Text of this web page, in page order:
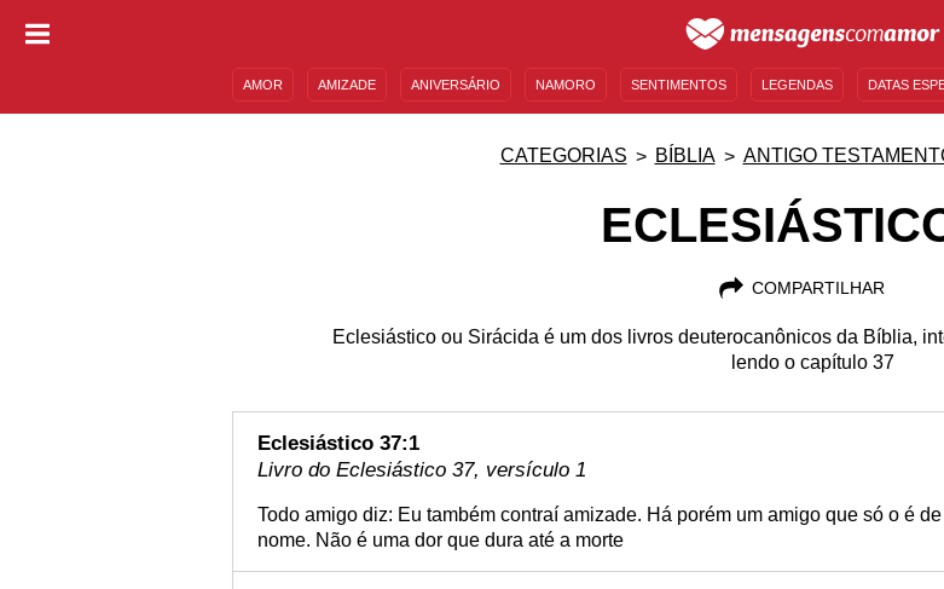
AMOR AMIZADE ANIVERSÁRIO NAMORO SENTIMENTOS LEGENDAS DATAS
CATEGORIAS BÍBLIA ANTIGO
COMPARTILHAR
Eclesiástico ou Sirácida é um dos livros deuterocanônicos da Bíblia,
lendo o capítulo 37
Eclesiástico 37:1
Livro do Eclesiástico 37, versículo 1
Todo amigo diz: Eu também contraí amizade. Há porém um amigo que só o é de
nome. Não é uma dor que dura até a morte